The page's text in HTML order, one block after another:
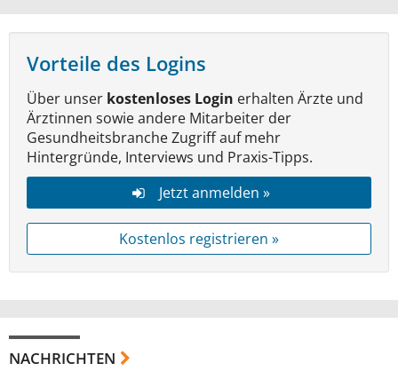
Vorteile des Logins
Über unser kostenloses Login erhalten Ärzte und
Ärztinnen sowie andere Mitarbeiter der
Gesundheitsbranche Zugriff auf mehr
Hintergründe, Interviews und Praxis-Tipps.
Jetzt anmelden »
Kostenlos registrieren »
NACHRICHTEN